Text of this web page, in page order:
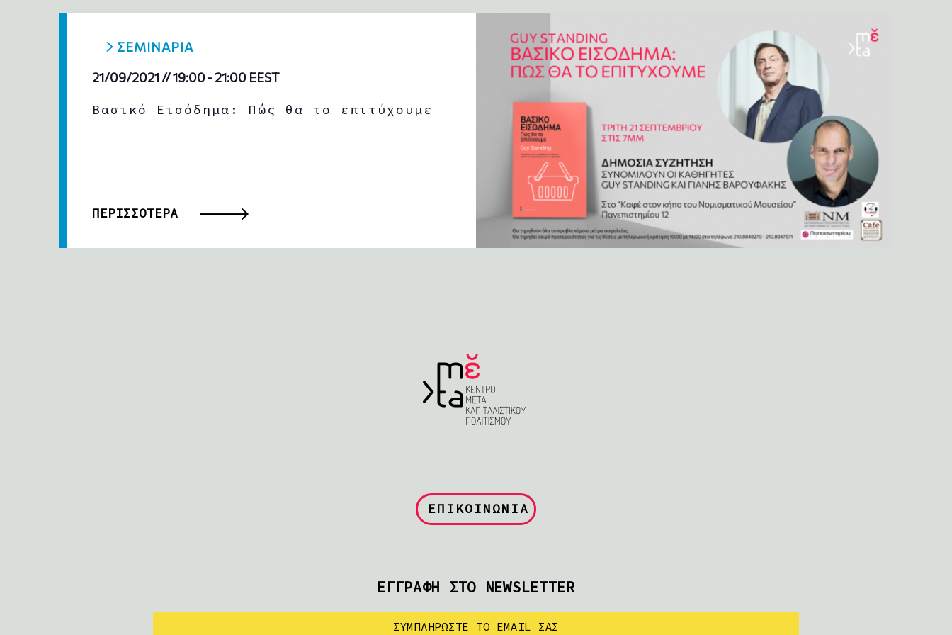
ΣΕΜΙΝΑΡΙΑ
21/09/2021 // 19:00-21:00 EEST
Βασικό Εισόδημα: Πώς θα το επιτύχουμε
ΠΕΡΙΣΣΟΤΕΡΑ
ΕΠΙΚΟΙΝΩΝΙΑ
ΕΓΓΡΑΦΗ ΣΤΟ NEWSLETTER